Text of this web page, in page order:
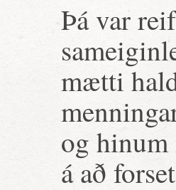
Þá var
mætti
og
á að